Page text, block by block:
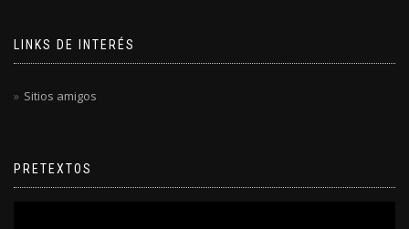
LINKS DE INTERÉS
Sitios amigos
PRETEXTOS